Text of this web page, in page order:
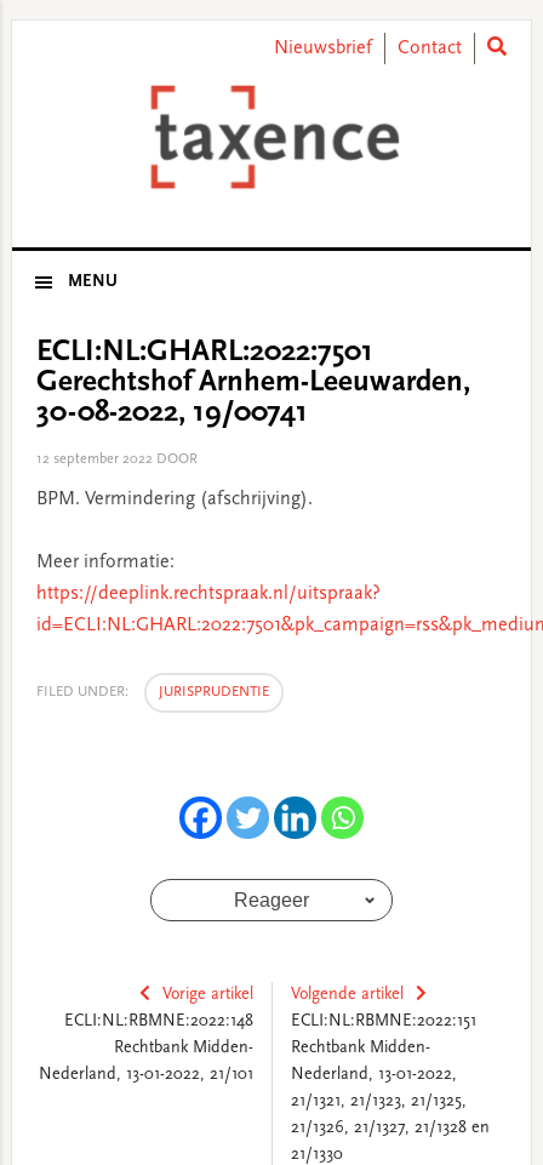
Nieuwsbrief Contact
MENU
ECLI:NL:GHARL:2022:7501
Gerechtshof Arnhem-Leeuwarden,
30-08-2022, 19/00741
12 september 2022DOOR
BPM. Vermindering (afschrijving).
Meer informatie:
https://deeplink.rechtspraak.nl/uitspraak?
FILED UNDER: JURISPRUDENTIE
Reageer
Vorige artikel
ECLI:NL:RBMNE:2022:148
Rechtbank Midden-
Nederland, 13-01-2022, 21/101
Volgende artikel
ECLI:NL:RBMNE:2022:151
Rechtbank Midden-
Nederland, 13-01-2022,
21/1321, 21/1323, 21/1325,
21/1326, 21/1327, 21/1328 en
21/1330